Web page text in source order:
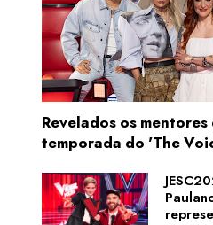
Revelados os
temporada do 'The